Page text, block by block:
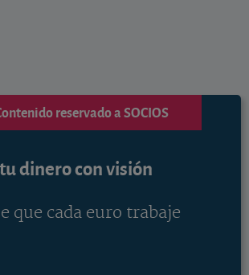
reservado a SOCIOS
dinero con visión
que cada euro trabaje